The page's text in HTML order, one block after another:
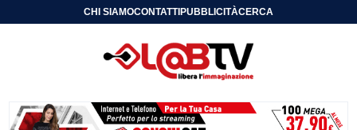
CHI SIAMOCONTATTIPUBBLICITÀCERCA